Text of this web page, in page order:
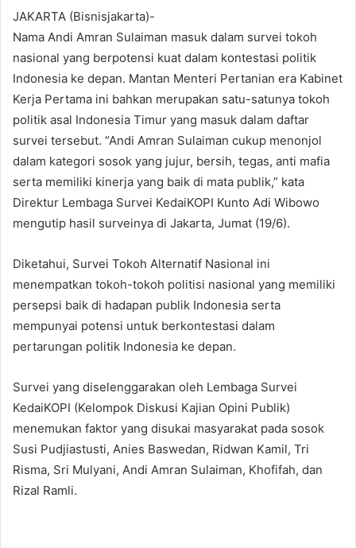
JAKARTA (Bisnisjakarta)-
Nama Andi Amran Sulaiman masuk dalam survei tokoh
nasional yang berpotensi kuat dalam kontestasi politik
Indonesia ke depan. Mantan Menteri Pertanian era Kabinet
Kerja Pertama ini bahkan merupakan satu-satunya tokoh
politik asal Indonesia Timur yang masuk dalam daftar
survei tersebut. “Andi Amran Sulaiman cukup menonjol
dalam kategori sosok yang jujur, bersih, tegas, anti mafia
serta memiliki kinerja yang baik di mata publik,” kata
Direktur Lembaga Survei KedaiKOPI Kunto Adi Wibowo
mengutip hasil surveinya di Jakarta, Jumat (19/6).
Diketahui, Survei Tokoh Alternatif Nasional ini
menempatkan tokoh-tokoh politisi nasional yang memiliki
persepsi baik di hadapan publik Indonesia serta
mempunyai potensi untuk berkontestasi dalam
pertarungan politik Indonesia ke depan.
Survei yang diselenggarakan oleh Lembaga Survei
KedaiKOPI (Kelompok Diskusi Kajian Opini Publik)
menemukan faktor yang disukai masyarakat pada sosok
Susi Pudjiastusti, Anies Baswedan, Ridwan Kamil, Tri
Risma, Sri Mulyani, Andi Amran Sulaiman, Khofifah, dan
Rizal Ramli.